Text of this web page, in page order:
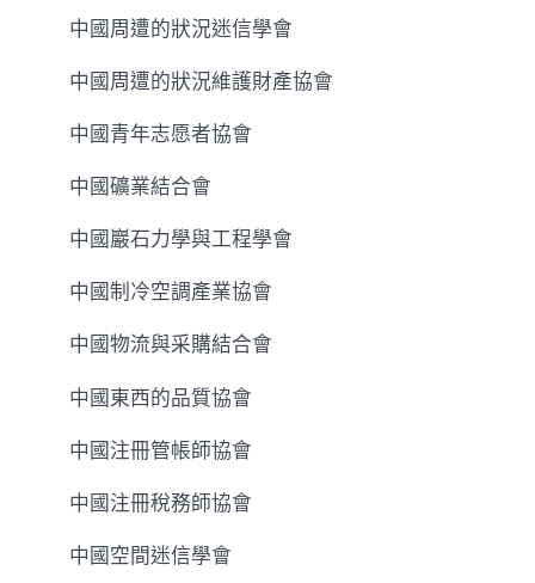
中國周遭的狀況迷信學會
中國周遭的狀況維護財產協會
中國青年志愿者協會
中國礦業結合會
中國巖石力學與工程學會
中國制冷空調產業協會
中國物流與采購結合會
中國東西的品質協會
中國注冊管帳師協會
中國注冊稅務師協會
中國空間迷信學會